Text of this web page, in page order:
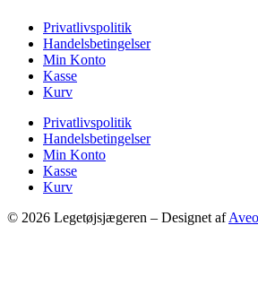
Privatlivspolitik
Handelsbetingelser
Min Konto
Kasse
Kurv
Privatlivspolitik
Handelsbetingelser
Min Konto
Kasse
Kurv
© 2026 Legetøjsjægeren – Designet af